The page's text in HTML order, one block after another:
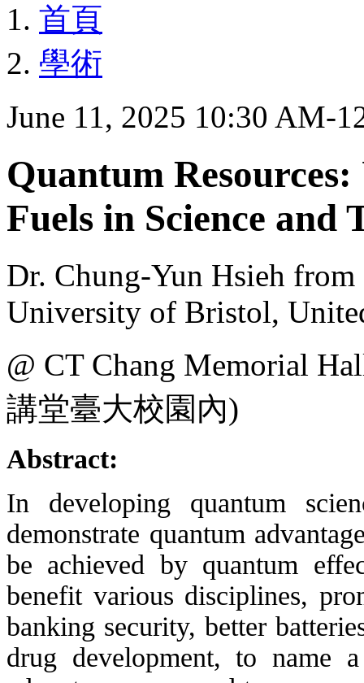
首頁
學術
June 11, 2025 10:30 AM-
Quantum
Fuels in Science and
Dr. Chung-Yun Hsieh from
University of Bristol,
@ CT Chang Memorial
講堂臺大校園內)
Abstract:
In developing quantum
demonstrate quantum
be achieved by quantum
benefit various disciplines,
banking security, better
drug development, to name